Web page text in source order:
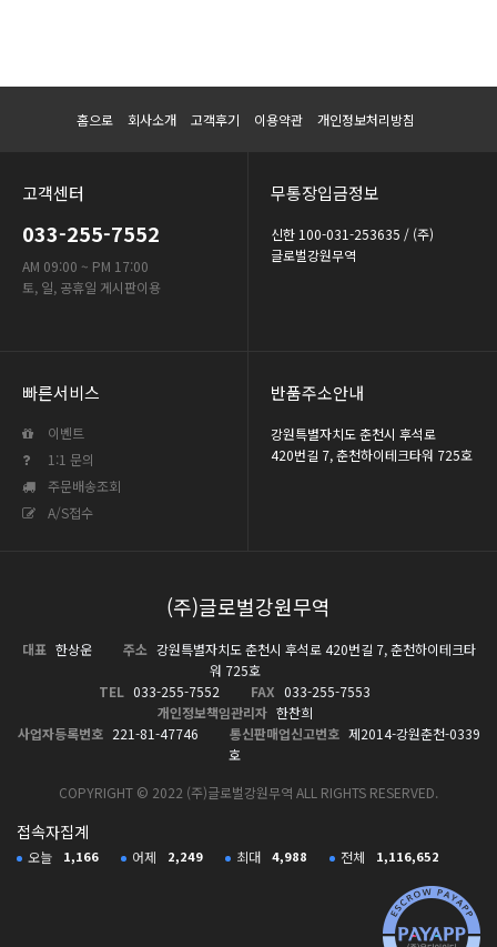
홈으로 회사소개 고객후기 이용약관 개인정보처리방침
고객센터
033-255-7552
AM 09:00 ~ PM 17:00
토, 일, 공휴일 게시판이용
무통장입금정보
신한 100-031-253635 / (주)
글로벌강원무역
빠른서비스
이벤트
1:1 문의
주문배송조회
A/S접수
반품주소안내
강원특별자치도 춘천시 후석로
420번길 7, 춘천하이테크타워 725호
(주)글로벌강원무역
대표 한상운 주소 강원특별자치도 춘천시 후석로 420번길 7, 춘천하이테크타
워 725호
TEL 033-255-7552 FAX 033-255-7553
개인정보책임관리자 한찬희
사업자등록번호 221-81-47746 통신판매업신고번호 제2014-강원춘천-0339
호
COPYRIGHT © 2022 (주)글로벌강원무역 ALL RIGHTS RESERVED.
접속자집계
오늘 1,166 어제 2,249 최대 4,988 전체 1,116,652